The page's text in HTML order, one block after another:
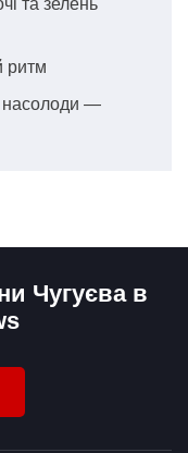
ритм
насолоди —
Чугуєва в